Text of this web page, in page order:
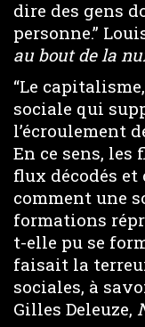
dire des gens
personne.”
au bout de la
“Le
sociale qui
l’écroulement
En ce sens,
flux décodés et
comment une
formations
t-elle pu se
faisait la
sociales, à
Gilles Deleuze,